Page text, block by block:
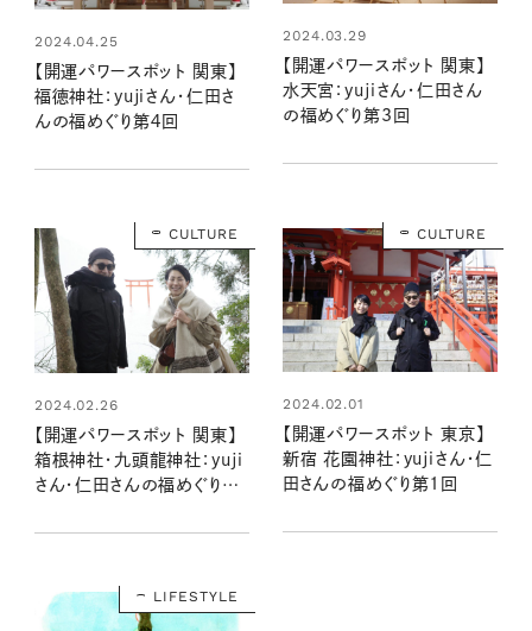
2024.04.25
【開運パワースポット 関東】
福徳神社：yujiさん・仁田さ
んの福めぐり第４回
2024.03.29
【開運パワースポット 関東】
水天宮：yujiさん・仁田さん
の福めぐり第3回
CULTURE
2024.02.26
【開運パワースポット 関東】
箱根神社・九頭龍神社：yuji
さん・仁田さんの福めぐり第
CULTURE
2024.02.01
【開運パワースポット 東京】
新宿 花園神社：yujiさん・仁
田さんの福めぐり第1回
LIFESTYLE